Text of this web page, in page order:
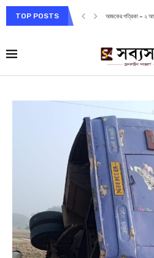
TOP POSTS আজকের পত্রিকা – ২